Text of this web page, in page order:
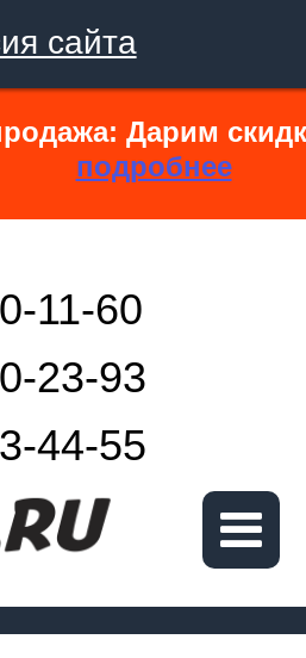
сайта
Дарим
подробнее
11-60
23-93
44-55